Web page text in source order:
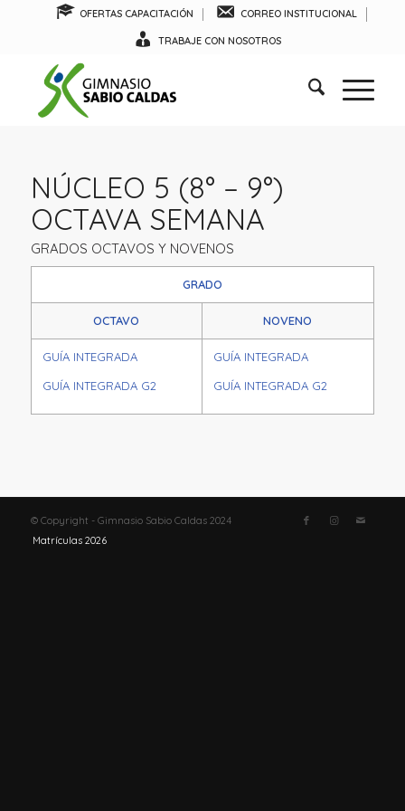
OFERTAS CAPACITACIÓN CORREO INSTITUCIONAL
TRABAJE CON NOSOTROS
NÚCLEO 5 (8° – 9°)
OCTAVA SEMANA
GRADOS OCTAVOS Y NOVENOS
GRADO
OCTAVO NOVENO
GUÍA INTEGRADA
GUÍA INTEGRADA G2
GUÍA INTEGRADA
GUÍA INTEGRADA G2
© Copyright - Gimnasio Sabio Caldas 2024
Matrículas 2026